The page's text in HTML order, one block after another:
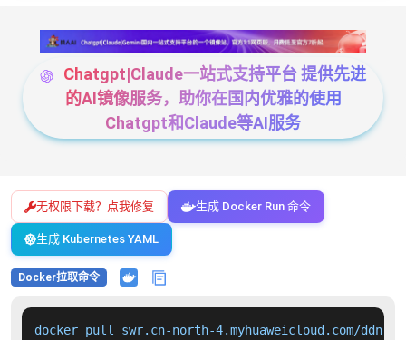
Chatgpt|Claude一站式支持平台 提供先进
的AI镜像服务，助你在国内优雅的使用
Chatgpt和Claude等AI服务
无权限下载？点我修复 生成 Docker Run 命令
生成 Kubernetes YAML
Docker拉取命令
docker pull swr.cn-north-4.myhuaweicloud.com/ddn-